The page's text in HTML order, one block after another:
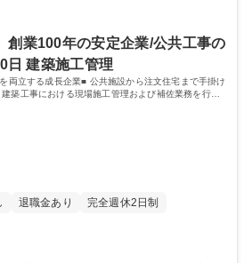
くことも可能です◎ 募集職種 大阪
日/賞与年3回/福利厚生・資格取得支援も充
休120日）を導入。ICT投資や最新の働き方
大学院 大学 高専
資格：
創業100年の安定企業/公共工事の
日 建築施工管理
両立する成長企業■ 公共施設から注文住宅まで手掛け
築工事における現場施工管理および補佐業務を行っ
退職金あり
完全週休2日制